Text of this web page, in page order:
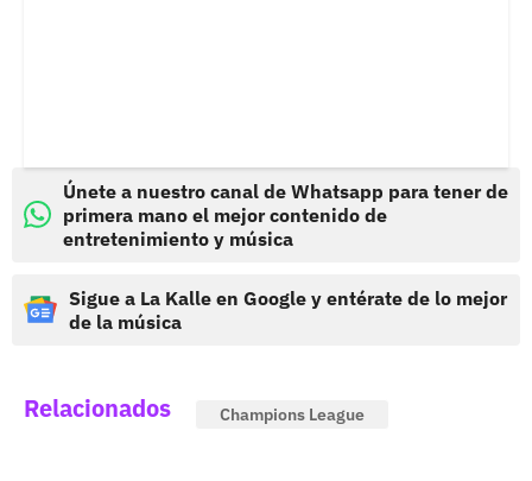
Únete a nuestro canal de Whatsapp para tener de
primera mano el mejor contenido de
entretenimiento y música
Sigue a La Kalle en Google y entérate de lo mejor
de la música
Relacionados Champions League